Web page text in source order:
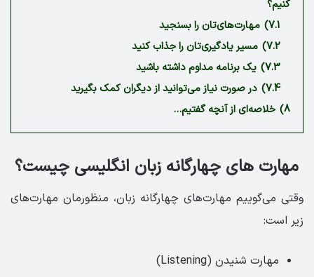
کنیم؟
7.1) مهارت‌های‌تان را بسنجید
7.2) مسیر یادگیری‌تان را جذاب کنید
7.3) یک برنامه مداوم داشته باشید
7.4) در صورت نیاز می‌توانید از دیگران کمک بگیرید
8) خلاصه‌ای از آنچه گفتیم…
مهارت های چهارگانه زبان انگلیسی چیست؟
وقتی می‌گوییم مهارت‌های چهارگانه زبان، منظورمان مهارت‌های
زیر است:
مهارت شنیدن (Listening)